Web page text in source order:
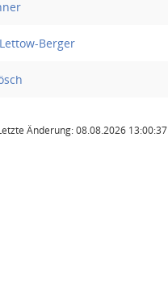
Berger
Änderung: 08.08.2026 13:00:37